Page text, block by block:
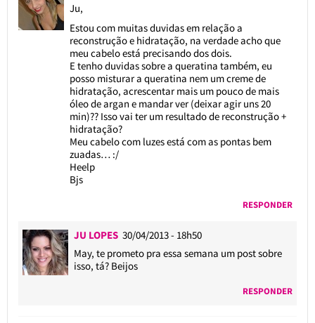
Ju,
Estou com muitas duvidas em relação a
reconstrução e hidratação, na verdade acho que
meu cabelo está precisando dos dois.
E tenho duvidas sobre a queratina também, eu
posso misturar a queratina nem um creme de
hidratação, acrescentar mais um pouco de mais
óleo de argan e mandar ver (deixar agir uns 20
min)?? Isso vai ter um resultado de reconstrução +
hidratação?
Meu cabelo com luzes está com as pontas bem
zuadas… :/
Heelp
Bjs
RESPONDER
JU LOPES30/04/2013 - 18h50
May, te prometo pra essa semana um post sobre
isso, tá? Beijos
RESPONDER